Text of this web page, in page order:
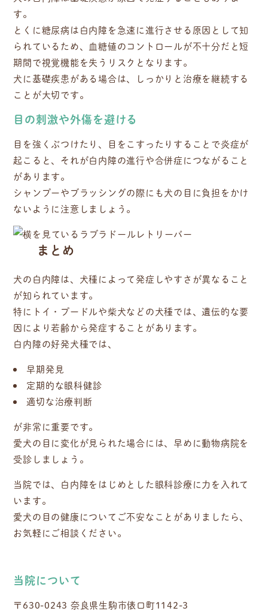
す。
とくに糖尿病は白内障を急速に進行させる原因として知
られているため、血糖値のコントロールが不十分だと短
期間で視覚機能を失うリスクとなります。
犬に基礎疾患がある場合は、しっかりと治療を継続する
ことが大切です。
目の刺激や外傷を避ける
目を強くぶつけたり、目をこすったりすることで炎症が
起こると、それが白内障の進行や合併症につながること
があります。
シャンプーやブラッシングの際にも犬の目に負担をかけ
ないように注意しましょう。
まとめ
犬の白内障は、犬種によって発症しやすさが異なること
が知られています。
特にトイ・プードルや柴犬などの犬種では、遺伝的な要
因により若齢から発症することがあります。
白内障の好発犬種では、
早期発見
定期的な眼科健診
適切な治療判断
が非常に重要です。
愛犬の目に変化が見られた場合には、早めに動物病院を
受診しましょう。
当院では、白内障をはじめとした眼科診療に力を入れて
います。
愛犬の目の健康についてご不安なことがありましたら、
お気軽にご相談ください。
当院について
〒630-0243 奈良県生駒市俵口町1142-3